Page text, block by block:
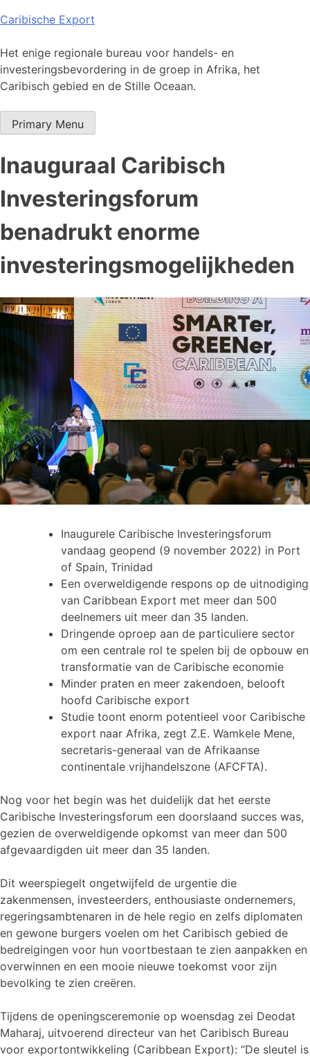
Skip
content
Caribische Export
Het enige regionale bureau voor handels- en
investeringsbevordering in de groep in Afrika, het
Caribisch gebied en de Stille Oceaan.
Primary Menu
Inauguraal Caribisch
Investeringsforum
benadrukt enorme
investeringsmogelijkheden
Inaugurele Caribische Investeringsforum
vandaag geopend (9 november 2022) in Port
of Spain, Trinidad
Een overweldigende respons op de uitnodiging
van Caribbean Export met meer dan 500
deelnemers uit meer dan 35 landen.
Dringende oproep aan de particuliere sector
om een centrale rol te spelen bij de opbouw en
transformatie van de Caribische economie
Minder praten en meer zakendoen, belooft
hoofd Caribische export
Studie toont enorm potentieel voor Caribische
export naar Afrika, zegt Z.E. Wamkele Mene,
secretaris-generaal van de Afrikaanse
continentale vrijhandelszone (AFCFTA).
Nog voor het begin was het duidelijk dat het eerste
Caribische Investeringsforum een doorslaand succes was,
gezien de overweldigende opkomst van meer dan 500
afgevaardigden uit meer dan 35 landen.
Dit weerspiegelt ongetwijfeld de urgentie die
zakenmensen, investeerders, enthousiaste ondernemers,
regeringsambtenaren in de hele regio en zelfs diplomaten
en gewone burgers voelen om het Caribisch gebied de
bedreigingen voor hun voortbestaan te zien aanpakken en
overwinnen en een mooie nieuwe toekomst voor zijn
bevolking te zien creëren.
Tijdens de openingsceremonie op woensdag zei Deodat
Maharaj, uitvoerend directeur van het Caribisch Bureau
voor exportontwikkeling (Caribbean Export): “De sleutel is